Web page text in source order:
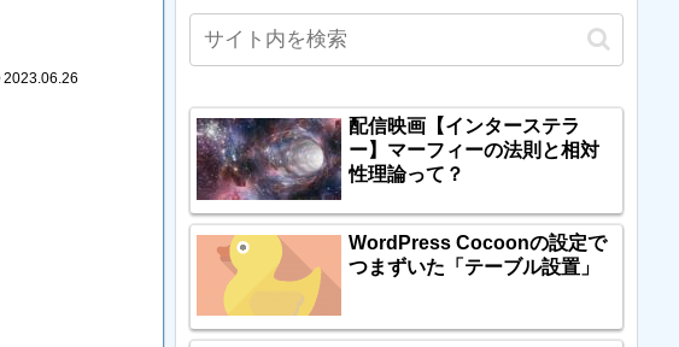
2023.06.26
配信映画【インターステラ
ー】マーフィーの法則と相対
性理論って？
WordPress Cocoonの設定で
つまずいた「テーブル設置」